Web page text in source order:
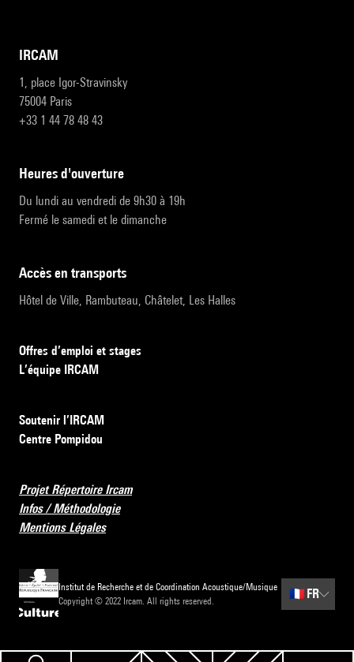
IRCAM
1, place Igor-Stravinsky
75004 Paris
+33 1 44 78 48 43
heures d'ouverture
Du lundi au vendredi de 9h30 à 19h
Fermé le samedi et le dimanche
accès en transports
Hôtel de Ville, Rambuteau, Châtelet, Les Halles
Offres d’emploi et stages
L’équipe IRCAM
Soutenir l’IRCAM
Centre Pompidou
Projet Répertoire Ircam
Infos / Méthodologie
Mentions Légales
Institut de Recherche et de Coordination Acoustique/Musique
Copyright © 2022 Ircam. All rights reserved.
🇫🇷 FR